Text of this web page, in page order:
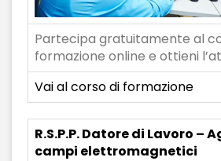
Partecipa gratuitamente al
formazione online e ottieni
Vai al corso di formazione
R.S.P.P. Datore di Lavoro –
campi elettromagnetici